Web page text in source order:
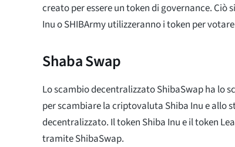
creato per essere un token di governance. Ciò
Inu o SHIBArmy utilizzeranno i token per
Shaba Swap
Lo scambio decentralizzato ShibaSwap ha lo
per scambiare la criptovaluta Shiba Inu e allo
decentralizzato. Il token Shiba Inu e il token
tramite ShibaSwap.